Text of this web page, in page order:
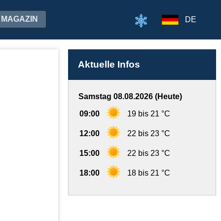
MAGAZIN DE
Aktuelle Infos
Samstag 08.08.2026 (Heute)
09:00 19 bis 21 °C
12:00 22 bis 23 °C
15:00 22 bis 23 °C
18:00 18 bis 21 °C